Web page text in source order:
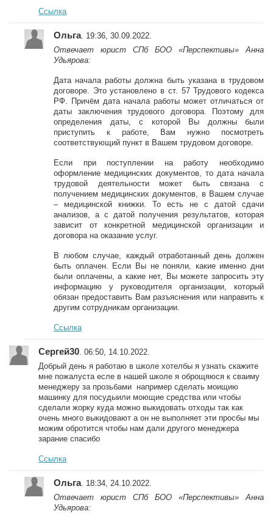
Ссылка
Ольга. 19:36, 30.09.2022.
Отвечает юрист СПб БОО «Перспективы» Анна
Удьярова:
Дата начала работы должна быть указана в трудовом
договоре. Это установлено в ст. 57 Трудового кодекса
РФ. Причём дата начала работы может отличаться от
даты заключения трудового договора. Поэтому для
определения даты, с которой Вы должны были
приступить к работе, Вам нужно посмотреть
соответствующий пункт в Вашем трудовом договоре.
Если при поступлении на работу необходимо
оформление медицинских документов, то дата начала
трудовой деятельности может быть связана с
получением медицинских документов, в Вашем случае
– медицинской книжки. То есть не с датой сдачи
анализов, а с датой получения результатов, которая
зависит от конкретной медицинской организации и
договора на оказание услуг.
В любом случае, каждый отработанный день должен
быть оплачен. Если Вы не поняли, какие именно дни
были оплачены, а какие нет, Вы можете запросить эту
информацию у руководителя организации, который
обязан предоставить Вам разъяснения или направить к
другим сотрудникам организации.
Ссылка
Сергей30 . 06:50, 14.10.2022.
Добрый день я работаю в школе хотелбы я узнать скажите
мне пожалуста есле в нашей школе я оброщяюся к сваиму
менеджеру за прозьбами например сделать моищию
машинку для посудыили моющие средства или чтобы
сделали жорку куда можно выкидовать отходы так как
очень много выкидовают а он не выполняет эти просбы мы
можим обротится чтобы нам дали другого менеджера
зарание спасибо
Ссылка
Ольга. 18:34, 24.10.2022.
Отвечает юрист СПб БОО «Перспективы» Анна
Удьярова: